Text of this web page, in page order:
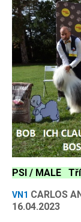
PSI / MALE
VN1 CARLOS
16.04.2023